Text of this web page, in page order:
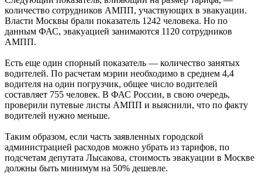
количество сотрудников АМПП, участвующих в эвакуации.
Власти Москвы брали показатель 1242 человека. Но по
данным ФАС, эвакуацией занимаются 1120 сотрудников
АМПП.
Есть еще один спорный показатель — количество занятых
водителей. По расчетам мэрии необходимо в среднем 4,4
водителя на один погрузчик, общее число водителей
составляет 755 человек. В ФАС России, в свою очередь,
проверили путевые листы АМПП и выяснили, что по факту
водителей нужно меньше.
Таким образом, если часть заявленных городской
администрацией расходов можно убрать из тарифов, по
подсчетам депутата Лысакова, стоимость эвакуации в Москве
должны быть минимум на 50% дешевле.